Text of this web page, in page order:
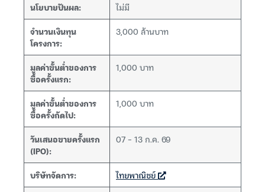
นโยบายปันผล:
ไม่มี
จำนวนเงินทุน
โครงการ:
3,000 ล้านบาท
มูลค่าขั้นต่ำของการ
ซื้อครั้งแรก:
1,000 บาท
มูลค่าขั้นต่ำของการ
ซื้อครั้งถัดไป:
1,000 บาท
วันเสนอขายครั้งแรก
(IPO):
07 – 13 ก.ค. 69
บริษัทจัดการ:
ไทยพาณิชย์